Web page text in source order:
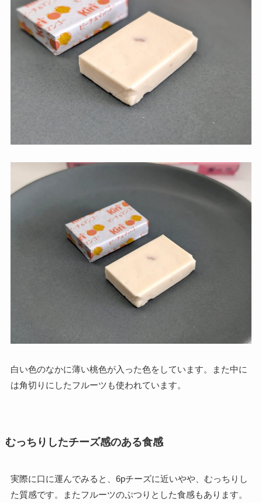
白い色のなかに薄い桃色が入った色をしています。また中に
は角切りにしたフルーツも使われています。
むっちりしたチーズ感のある食感
実際に口に運んでみると、6pチーズに近いやや、むっちりし
た質感です。またフルーツのぷつりとした食感もあります。